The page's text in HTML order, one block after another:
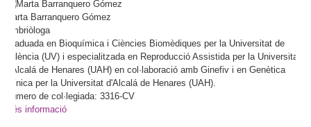
Marta Barranquero Gómez
Embriòloga
Graduada en Bioquímica i Ciències Biomèdiques per la Universitat de
València (UV) i especialitzada en Reproducció Assistida per la Universitat
d'Alcalá de Henares (UAH) en col·laboració amb Ginefiv i en Genètica
Clínica per la Universitat d'Alcalá de Henares (UAH).
Número de col·legiada: 3316-CV
Més informació